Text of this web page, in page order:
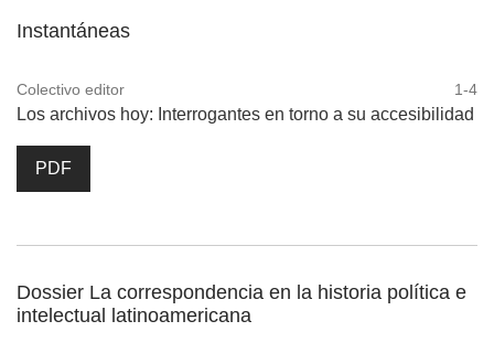
Instantáneas
Colectivo editor 1-4
Los archivos hoy: Interrogantes en torno a su accesibilidad
PDF
Dossier La correspondencia en la historia política e
intelectual latinoamericana